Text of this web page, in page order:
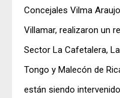
Concejales Vilma
Villamar, realizaron un
Sector La Cafetalera,
Tongo y Malecón de
están siendo